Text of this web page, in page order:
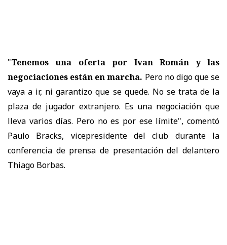
"Tenemos una oferta por Ivan Román y las
negociaciones están en marcha. Pero no digo que se
vaya a ir, ni garantizo que se quede. No se trata de la
plaza de jugador extranjero. Es una negociación que
lleva varios días. Pero no es por ese límite", comentó
Paulo Bracks, vicepresidente del club durante la
conferencia de prensa de presentación del delantero
Thiago Borbas.